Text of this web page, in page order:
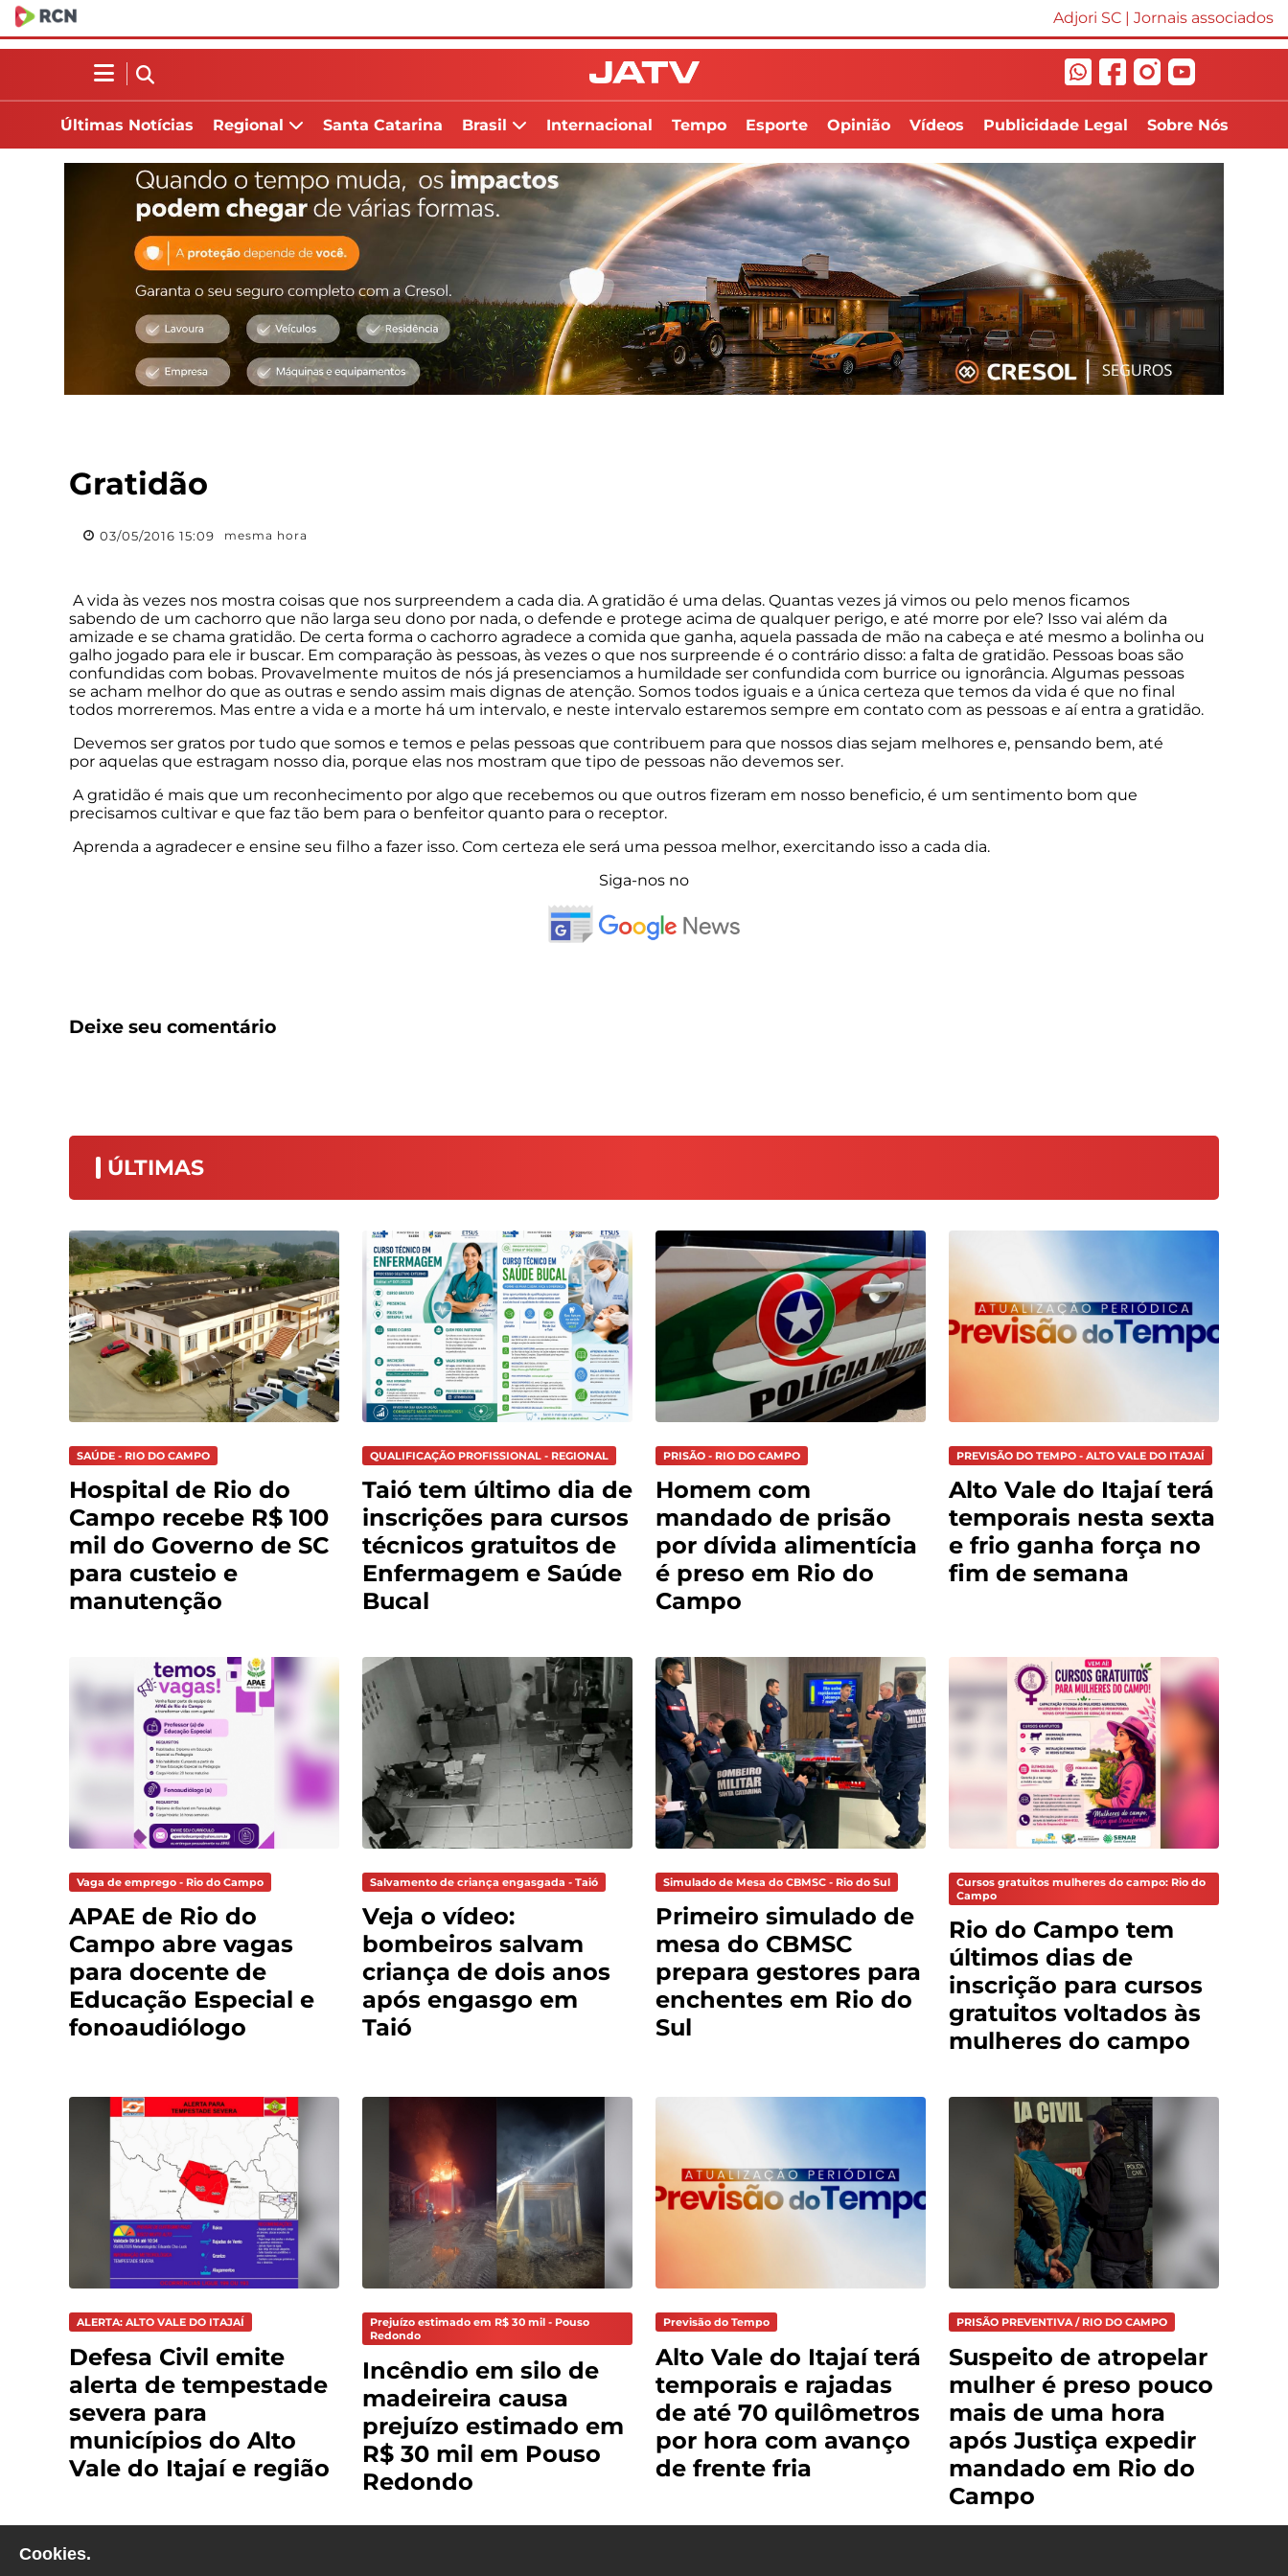
Adjori SC | Jornais associados
Últimas Notícias Regional Santa Catarina Brasil Internacional Tempo Esporte Opinião Vídeos Publicidade Legal Sobre Nós
Gratidão
03/05/2016 15:09 mesma hora
A vida às vezes nos mostra coisas que nos surpreendem a cada dia. A gratidão é uma delas. Quantas vezes já vimos ou pelo menos ficamos
sabendo de um cachorro que não larga seu dono por nada, o defende e protege acima de qualquer perigo, e até morre por ele? Isso vai além da
amizade e se chama gratidão. De certa forma o cachorro agradece a comida que ganha, aquela passada de mão na cabeça e até mesmo a bolinha ou
galho jogado para ele ir buscar. Em comparação às pessoas, às vezes o que nos surpreende é o contrário disso: a falta de gratidão. Pessoas boas são
confundidas com bobas. Provavelmente muitos de nós já presenciamos a humildade ser confundida com burrice ou ignorância. Algumas pessoas
se acham melhor do que as outras e sendo assim mais dignas de atenção. Somos todos iguais e a única certeza que temos da vida é que no final
todos morreremos. Mas entre a vida e a morte há um intervalo, e neste intervalo estaremos sempre em contato com as pessoas e aí entra a gratidão.
Devemos ser gratos por tudo que somos e temos e pelas pessoas que contribuem para que nossos dias sejam melhores e, pensando bem, até
por aquelas que estragam nosso dia, porque elas nos mostram que tipo de pessoas não devemos ser.
A gratidão é mais que um reconhecimento por algo que recebemos ou que outros fizeram em nosso beneficio, é um sentimento bom que
precisamos cultivar e que faz tão bem para o benfeitor quanto para o receptor.
Aprenda a agradecer e ensine seu filho a fazer isso. Com certeza ele será uma pessoa melhor, exercitando isso a cada dia.
Siga-nos no
Deixe seu comentário
ÚLTIMAS
SAÚDE - RIO DO CAMPO
Hospital de Rio do
Campo recebe R$ 100
mil do Governo de SC
para custeio e
manutenção
QUALIFICAÇÃO PROFISSIONAL - REGIONAL
Taió tem último dia de
inscrições para cursos
técnicos gratuitos de
Enfermagem e Saúde
Bucal
PRISÃO - RIO DO CAMPO
Homem com
mandado de prisão
por dívida alimentícia
é preso em Rio do
Campo
PREVISÃO DO TEMPO - ALTO VALE DO ITAJAÍ
Alto Vale do Itajaí terá
temporais nesta sexta
e frio ganha força no
fim de semana
Vaga de emprego - Rio do Campo
APAE de Rio do
Campo abre vagas
para docente de
Educação Especial e
fonoaudiólogo
Salvamento de criança engasgada - Taió
Veja o vídeo:
bombeiros salvam
criança de dois anos
após engasgo em
Taió
Simulado de Mesa do CBMSC - Rio do Sul
Primeiro simulado de
mesa do CBMSC
prepara gestores para
enchentes em Rio do
Sul
Cursos gratuitos mulheres do campo: Rio do
Campo
Rio do Campo tem
últimos dias de
inscrição para cursos
gratuitos voltados às
mulheres do campo
ALERTA: ALTO VALE DO ITAJAÍ
Defesa Civil emite
alerta de tempestade
severa para
municípios do Alto
Vale do Itajaí e região
Prejuízo estimado em R$ 30 mil - Pouso
Redondo
Incêndio em silo de
madeireira causa
prejuízo estimado em
R$ 30 mil em Pouso
Redondo
Previsão do Tempo
Alto Vale do Itajaí terá
temporais e rajadas
de até 70 quilômetros
por hora com avanço
de frente fria
PRISÃO PREVENTIVA / RIO DO CAMPO
Suspeito de atropelar
mulher é preso pouco
mais de uma hora
após Justiça expedir
mandado em Rio do
Campo
Cookies.